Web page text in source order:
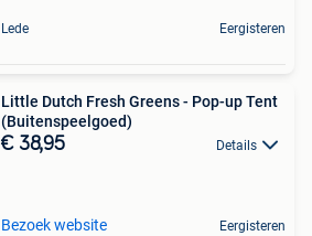
Lede Eergisteren
Little Dutch Fresh Greens - Pop-up Tent
(Buitenspeelgoed)
€ 38,95 Details
Bezoek website Eergisteren